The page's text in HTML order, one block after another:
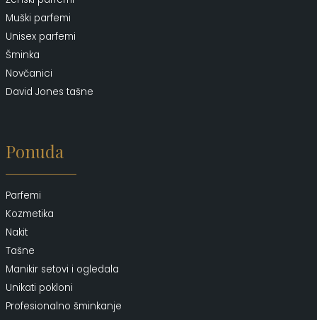
Muški parfemi
Unisex parfemi
Šminka
Novčanici
David Jones tašne
Ponuda
Parfemi
Kozmetika
Nakit
Tašne
Manikir setovi i ogledala
Unikati pokloni
Profesionalno šminkanje